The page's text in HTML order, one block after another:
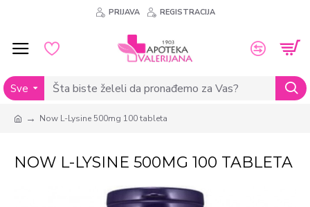
PRIJAVA REGISTRACIJA
Sve
Now L-Lysine 500mg 100 tableta
NOW L-LYSINE 500MG 100 TABLETA